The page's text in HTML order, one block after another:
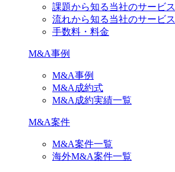
課題から知る当社のサービス
流れから知る当社のサービス
手数料・料金
M&A事例
M&A事例
M&A成約式
M&A成約実績一覧
M&A案件
M&A案件一覧
海外M&A案件一覧